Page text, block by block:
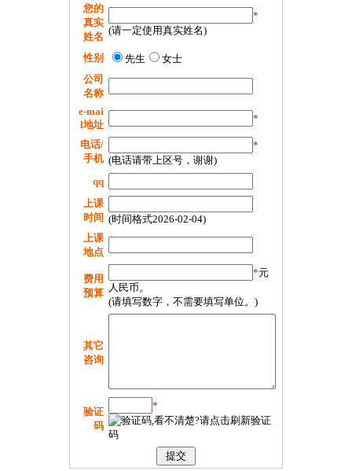
您的
真实
姓名
*
(请一定使用真实姓名)
性别 先生
女士
公司
名称
e-mai
l地址
*
电话/
手机
*
(电话请带上区号，谢谢)
qq
上课
时间 (时间格式2026-02-04)
上课
地点
费用
预算
*元
人民币。
(请填写数字，不需要填写单位。)
其它
咨询
验证
码
*